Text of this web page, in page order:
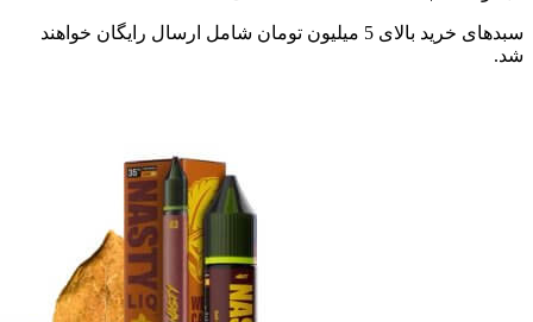
سبدهای خرید بالای 5 میلیون تومان شامل ارسال رایگان خواهند